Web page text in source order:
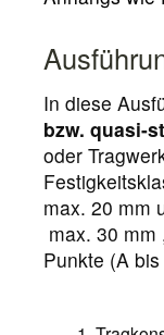
In diese
bzw. quasi-
oder
max. 20 mm
max. 30 mm
Punkte (A